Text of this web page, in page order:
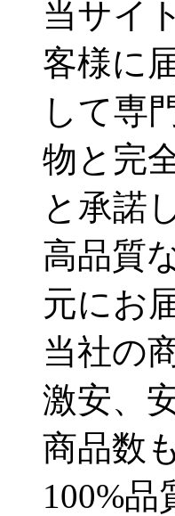
当サイ
客様に
して専
物と完
と承諾
高品質
元にお
当社の
激安、
商品数
100%